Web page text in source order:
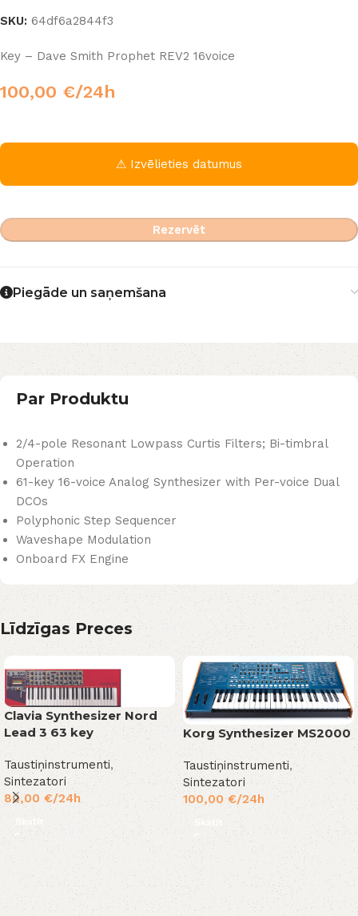
SKU: 64df6a2844f3
Key – Dave Smith Prophet REV2 16voice
100,00 €/24h
⚠ Izvēlieties datumus
Rezervēt
Piegāde un saņemšana
Par Produktu
2/4-pole Resonant Lowpass Curtis Filters; Bi-timbral
Operation
61-key 16-voice Analog Synthesizer with Per-voice Dual
DCOs
Polyphonic Step Sequencer
Waveshape Modulation
Onboard FX Engine
Līdzīgas Preces
Clavia Synthesizer Nord
Lead 3 63 key
Taustiņinstrumenti,
Sintezatori
80,00 €/24h
Skatīt
Korg Synthesizer MS2000
Taustiņinstrumenti,
Sintezatori
100,00 €/24h